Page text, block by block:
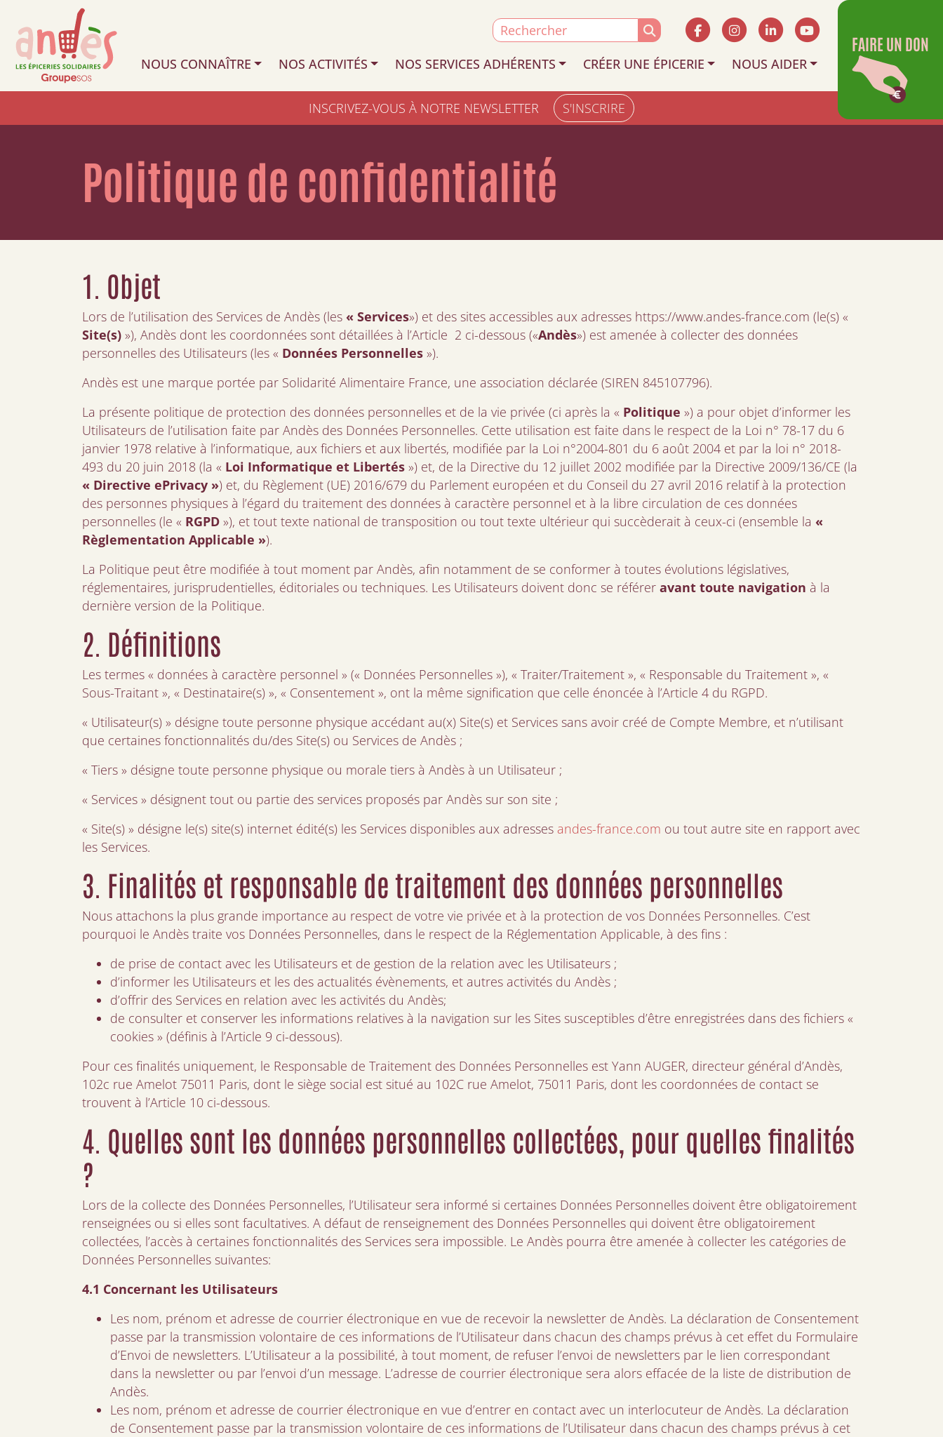
Search
for:
NOUS CONNAÎTRE
NOS ACTIVITÉS NOS SERVICES ADHÉRENTS CRÉER UNE ÉPICERIE NOUS AIDER
INSCRIVEZ-VOUS À NOTRE NEWSLETTER S'INSCRIRE
FAIRE UN DON
Politique de confidentialité
1. Objet
Lors de l’utilisation des Services de Andès (les « Services») et des sites accessibles aux adresses https://www.andes-france.com (le(s) «
Site(s) »), Andès dont les coordonnées sont détaillées à l’Article 2 ci-dessous («Andès») est amenée à collecter des données
personnelles des Utilisateurs (les « Données Personnelles »).
Andès est une marque portée par Solidarité Alimentaire France, une association déclarée (SIREN 845107796).
La présente politique de protection des données personnelles et de la vie privée (ci après la « Politique ») a pour objet d’informer les
Utilisateurs de l’utilisation faite par Andès des Données Personnelles. Cette utilisation est faite dans le respect de la Loi n° 78-17 du 6
janvier 1978 relative à l’informatique, aux fichiers et aux libertés, modifiée par la Loi n°2004-801 du 6 août 2004 et par la loi n° 2018-
493 du 20 juin 2018 (la « Loi Informatique et Libertés ») et, de la Directive du 12 juillet 2002 modifiée par la Directive 2009/136/CE (la
« Directive ePrivacy ») et, du Règlement (UE) 2016/679 du Parlement européen et du Conseil du 27 avril 2016 relatif à la protection
des personnes physiques à l’égard du traitement des données à caractère personnel et à la libre circulation de ces données
personnelles (le « RGPD »), et tout texte national de transposition ou tout texte ultérieur qui succèderait à ceux-ci (ensemble la «
Règlementation Applicable »).
La Politique peut être modifiée à tout moment par Andès, afin notamment de se conformer à toutes évolutions législatives,
réglementaires, jurisprudentielles, éditoriales ou techniques. Les Utilisateurs doivent donc se référer avant toute navigation à la
dernière version de la Politique.
2. Définitions
Les termes « données à caractère personnel » (« Données Personnelles »), « Traiter/Traitement », « Responsable du Traitement », «
Sous-Traitant », « Destinataire(s) », « Consentement », ont la même signification que celle énoncée à l’Article 4 du RGPD.
« Utilisateur(s) » désigne toute personne physique accédant au(x) Site(s) et Services sans avoir créé de Compte Membre, et n’utilisant
que certaines fonctionnalités du/des Site(s) ou Services de Andès ;
« Tiers » désigne toute personne physique ou morale tiers à Andès à un Utilisateur ;
« Services » désignent tout ou partie des services proposés par Andès sur son site ;
« Site(s) » désigne le(s) site(s) internet édité(s) les Services disponibles aux adresses andes-france.com ou tout autre site en rapport avec
les Services.
3. Finalités et responsable de traitement des données personnelles
Nous attachons la plus grande importance au respect de votre vie privée et à la protection de vos Données Personnelles. C’est
pourquoi le Andès traite vos Données Personnelles, dans le respect de la Réglementation Applicable, à des fins :
de prise de contact avec les Utilisateurs et de gestion de la relation avec les Utilisateurs ;
d’informer les Utilisateurs et les des actualités évènements, et autres activités du Andès ;
d’offrir des Services en relation avec les activités du Andès;
de consulter et conserver les informations relatives à la navigation sur les Sites susceptibles d’être enregistrées dans des fichiers «
cookies » (définis à l’Article 9 ci-dessous).
Pour ces finalités uniquement, le Responsable de Traitement des Données Personnelles est Yann AUGER, directeur général d’Andès,
102c rue Amelot 75011 Paris, dont le siège social est situé au 102C rue Amelot, 75011 Paris, dont les coordonnées de contact se
trouvent à l’Article 10 ci-dessous.
4. Quelles sont les données personnelles collectées, pour quelles finalités
?
Lors de la collecte des Données Personnelles, l’Utilisateur sera informé si certaines Données Personnelles doivent être obligatoirement
renseignées ou si elles sont facultatives. A défaut de renseignement des Données Personnelles qui doivent être obligatoirement
collectées, l’accès à certaines fonctionnalités des Services sera impossible. Le Andès pourra être amenée à collecter les catégories de
Données Personnelles suivantes:
4.1 Concernant les Utilisateurs
Les nom, prénom et adresse de courrier électronique en vue de recevoir la newsletter de Andès. La déclaration de Consentement
passe par la transmission volontaire de ces informations de l’Utilisateur dans chacun des champs prévus à cet effet du Formulaire
d’Envoi de newsletters. L’Utilisateur a la possibilité, à tout moment, de refuser l’envoi de newsletters par le lien correspondant
dans la newsletter ou par l’envoi d’un message. L’adresse de courrier électronique sera alors effacée de la liste de distribution de
Andès.
Les nom, prénom et adresse de courrier électronique en vue d’entrer en contact avec un interlocuteur de Andès. La déclaration
de Consentement passe par la transmission volontaire de ces informations de l’Utilisateur dans chacun des champs prévus à cet